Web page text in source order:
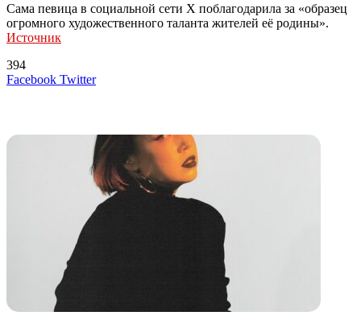
Сама певица в социальной сети X поблагодарила за «образец
огромного художественного таланта жителей её родины».
Источник
394
Facebook TwitterLinkedIn
Tumblr
Reddit
Вконтакте
Одноклассники
Skype
Messenger
Messenger
WhatsApp
Telegram
Viber
Line
Поделиться
Печатать